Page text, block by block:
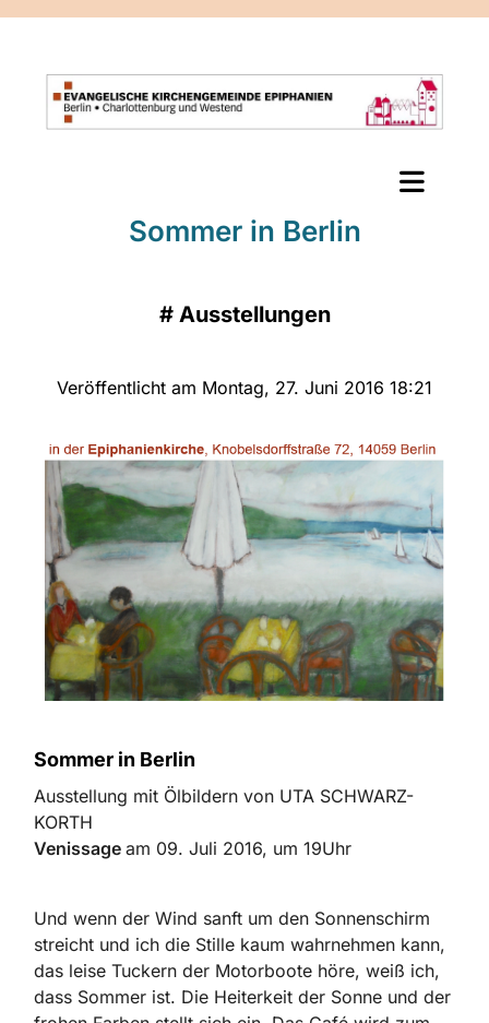
Sommer in Berlin
# Ausstellungen
Veröffentlicht am Montag, 27. Juni 2016 18:21
Sommer in Berlin
Ausstellung mit Ölbildern von UTA SCHWARZ-
KORTH
Venissage am 09. Juli 2016, um 19Uhr
Und wenn der Wind sanft um den Sonnenschirm
streicht und ich die Stille kaum wahrnehmen kann,
das leise Tuckern der Motorboote höre, weiß ich,
dass Sommer ist. Die Heiterkeit der Sonne und der